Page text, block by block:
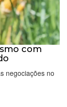
com
negociações no